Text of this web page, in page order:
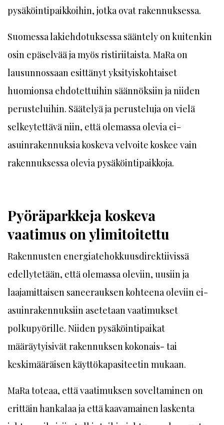
pysäköintipaikkoihin, jotka ovat rakennuksessa.
Suomessa lakiehdotuksessa sääntely on kuitenkin
osin epäselvää ja myös ristiriitaista. MaRa on
lausunnossaan esittänyt yksityiskohtaiset
huomionsa ehdotettuihin säännöksiin ja niiden
perusteluihin. Säätelyä ja perusteluja on vielä
selkeytettävä niin, että olemassa olevia ei-
asuinrakennuksia koskeva velvoite koskee vain
rakennuksessa olevia pysäköintipaikkoja.
Pyöräparkkeja koskeva
vaatimus on ylimitoitettu
Rakennusten energiatehokkuusdirektiivissä
edellytetään, että olemassa oleviin, uusiin ja
laajamittaisen saneerauksen kohteena oleviin ei-
asuinrakennuksiin asetetaan vaatimukset
polkupyörille. Niiden pysäköintipaikat
määräytyisivät rakennuksen kokonais- tai
keskimääräisen käyttökapasiteetin mukaan.
MaRa toteaa, että vaatimuksen soveltaminen on
erittäin hankalaa ja että kaavamainen laskenta